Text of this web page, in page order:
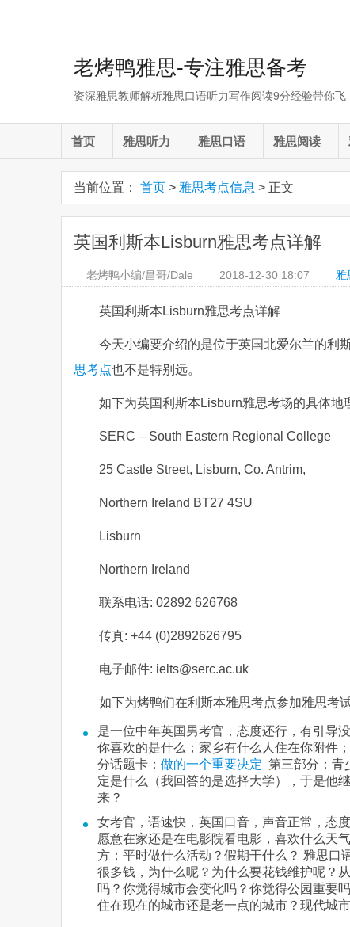
老烤鸭雅思-专注雅思备考
资深雅思教师解析雅思口语听力写作阅读9分经验带你飞
首页 雅思听力 雅思口语 雅思阅读
当前位置： 首页 > 雅思考点信息 > 正文
英国利斯本Lisburn雅思考点详解
老烤鸭小编/昌哥/Dale 2018-12-30 18:07 雅
英国利斯本Lisburn雅思考点详解
今天小编要介绍的是位于英国北爱尔兰的利
思考点也不是特别远。
如下为英国利斯本Lisburn雅思考场的具体地
SERC – South Eastern Regional College
25 Castle Street, Lisburn, Co. Antrim,
Northern Ireland BT27 4SU
Lisburn
Northern Ireland
联系电话: 02892 626768
传真: +44 (0)2892626795
电子邮件: ielts@serc.ac.uk
如下为烤鸭们在利斯本雅思考点参加雅思考
是一位中年英国男考官，态度还行，有引导
你喜欢的是什么；家乡有什么人住在你附件
分话题卡： 做的一个重要决定 第三部分：青
定是什么（我回答的是选择大学），于是他
来？
女考官，语速快，英国口音，声音正常，态
愿意在家还是在电影院看电影，喜欢什么天
方；平时做什么活动？假期干什么？ 雅思口
很多钱，为什么呢？为什么要花钱维护呢？
吗？你觉得城市会变化吗？你觉得公园重要
住在现在的城市还是老一点的城市？现代城